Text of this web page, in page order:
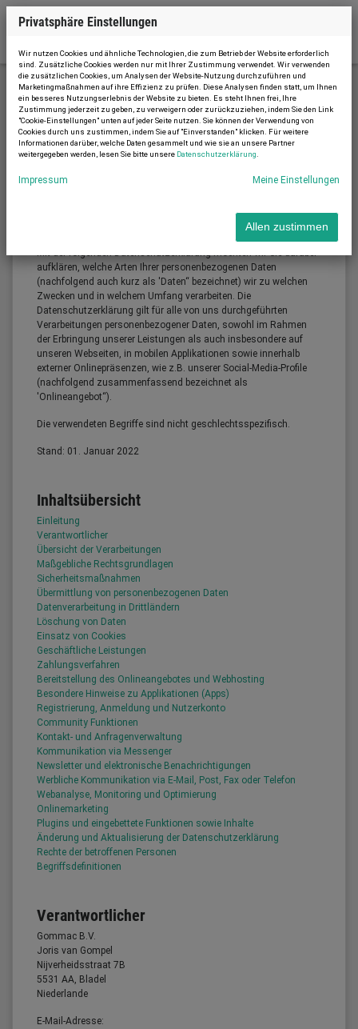
Datenschutzerklärung
Mit der folgenden Datenschutzerklärung möchten wir Sie darüber
aufklären, welche Arten Ihrer personenbezogenen Daten
(nachfolgend auch kurz als 'Daten“ bezeichnet) wir zu welchen
Zwecken und in welchem Umfang verarbeiten. Die
Datenschutzerklärung gilt für alle von uns durchgeführten
Verarbeitungen personenbezogener Daten, sowohl im Rahmen
der Erbringung unserer Leistungen als auch insbesondere auf
unseren Webseiten, in mobilen Applikationen sowie innerhalb
externer Onlinepräsenzen, wie z.B. unserer Social-Media-Profile
(nachfolgend zusammenfassend bezeichnet als
'Onlineangebot“).
Die verwendeten Begriffe sind nicht geschlechtsspezifisch.
Stand: 01. Januar 2022
Inhaltsübersicht
Einleitung
Verantwortlicher
Übersicht der Verarbeitungen
Maßgebliche Rechtsgrundlagen
Sicherheitsmaßnahmen
Übermittlung von personenbezogenen Daten
Datenverarbeitung in Drittländern
Löschung von Daten
Einsatz von Cookies
Geschäftliche Leistungen
Zahlungsverfahren
Bereitstellung des Onlineangebotes und Webhosting
Besondere Hinweise zu Applikationen (Apps)
Registrierung, Anmeldung und Nutzerkonto
Community Funktionen
Kontakt- und Anfragenverwaltung
Kommunikation via Messenger
Newsletter und elektronische Benachrichtigungen
Werbliche Kommunikation via E-Mail, Post, Fax oder Telefon
Webanalyse, Monitoring und Optimierung
Onlinemarketing
Plugins und eingebettete Funktionen sowie Inhalte
Änderung und Aktualisierung der Datenschutzerklärung
Rechte der betroffenen Personen
Begriffsdefinitionen
Verantwortlicher
Gommac B.V.
Joris van Gompel
Nijverheidsstraat 7B
5531 AA, Bladel
Niederlande
E-Mail-Adresse:
Privatsphäre Einstellungen
Wir nutzen Cookies und ähnliche Technologien, die zum Betrieb der Website erforderlich
sind. Zusätzliche Cookies werden nur mit Ihrer Zustimmung verwendet. Wir verwenden
die zusätzlichen Cookies, um Analysen der Website-Nutzung durchzuführen und
Marketingmaßnahmen auf ihre Effizienz zu prüfen. Diese Analysen finden statt, um Ihnen
ein besseres Nutzungserlebnis der Website zu bieten. Es steht Ihnen frei, Ihre
Zustimmung jederzeit zu geben, zu verweigern oder zurückzuziehen, indem Sie den Link
"Cookie-Einstellungen" unten auf jeder Seite nutzen. Sie können der Verwendung von
Cookies durch uns zustimmen, indem Sie auf "Einverstanden" klicken. Für weitere
Informationen darüber, welche Daten gesammelt und wie sie an unsere Partner
weitergegeben werden, lesen Sie bitte unsere Datenschutzerklärung
Impressum Meine Einstellungen
Allen zustimmen